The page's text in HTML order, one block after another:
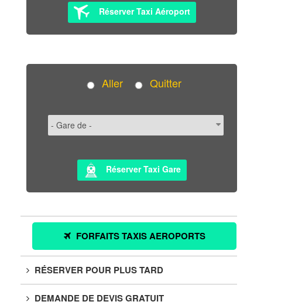
Réserver Taxi Aéroport
Aller Quitter
Réserver Taxi Gare
FORFAITS TAXIS AEROPORTS
RÉSERVER POUR PLUS TARD
DEMANDE DE DEVIS GRATUIT